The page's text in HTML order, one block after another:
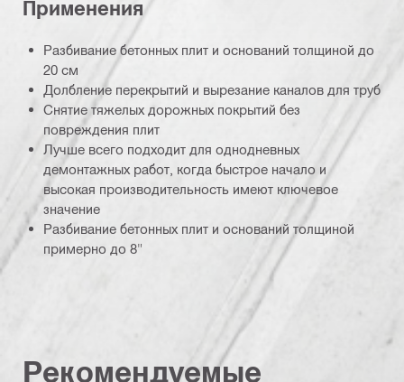
Применения
Разбивание бетонных плит и оснований толщиной до
20 см
Долбление перекрытий и вырезание каналов для труб
Снятие тяжелых дорожных покрытий без
повреждения плит
Лучше всего подходит для однодневных
демонтажных работ, когда быстрое начало и
высокая производительность имеют ключевое
значение
Разбивание бетонных плит и оснований толщиной
примерно до 8"
Рекомендуемые